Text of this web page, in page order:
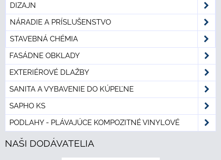
DIZAJN
NÁRADIE A PRÍSLUŠENSTVO
STAVEBNÁ CHÉMIA
FASÁDNE OBKLADY
EXTERIÉROVÉ DLAŽBY
SANITA A VYBAVENIE DO KÚPEĽNE
SAPHO KS
PODLAHY - PLÁVAJÚCE KOMPOZITNÉ VINYLOVÉ
NAŠI DODÁVATELIA